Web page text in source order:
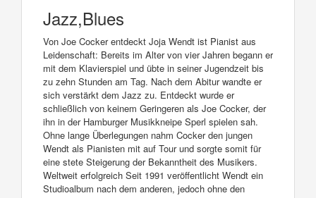
Jazz,Blues
Von Joe Cocker entdeckt Joja Wendt ist Pianist aus
Leidenschaft: Bereits im Alter von vier Jahren begann er
mit dem Klavierspiel und übte in seiner Jugendzeit bis
zu zehn Stunden am Tag. Nach dem Abitur wandte er
sich verstärkt dem Jazz zu. Entdeckt wurde er
schließlich von keinem Geringeren als Joe Cocker, der
ihn in der Hamburger Musikkneipe Sperl spielen sah.
Ohne lange Überlegungen nahm Cocker den jungen
Wendt als Pianisten mit auf Tour und sorgte somit für
eine stete Steigerung der Bekanntheit des Musikers.
Weltweit erfolgreich Seit 1991 veröffentlicht Wendt ein
Studioalbum nach dem anderen, jedoch ohne den